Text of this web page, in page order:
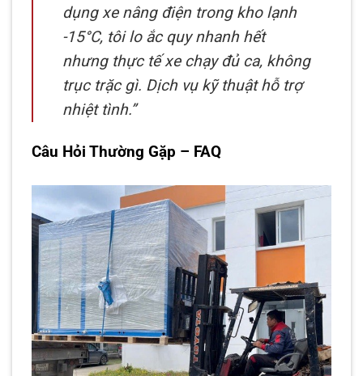
dụng xe nâng điện trong kho lạnh
-15°C, tôi lo ắc quy nhanh hết
nhưng thực tế xe chạy đủ ca, không
trục trặc gì. Dịch vụ kỹ thuật hỗ trợ
nhiệt tình.”
Câu Hỏi Thường Gặp – FAQ